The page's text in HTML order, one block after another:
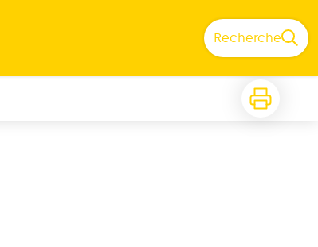
Recherche